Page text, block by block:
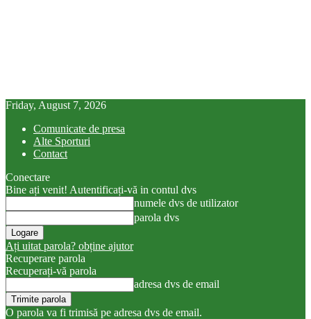
Friday, August 7, 2026
Comunicate de presa
Alte Sporturi
Contact
Conectare
Bine ați venit! Autentificați-vă in contul dvs
numele dvs de utilizator
parola dvs
Ați uitat parola? obține ajutor
Recuperare parola
Recuperați-vă parola
adresa dvs de email
O parola va fi trimisă pe adresa dvs de email.